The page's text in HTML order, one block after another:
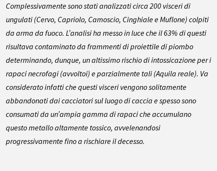
Complessivamente sono stati analizzati circa 200 visceri di
ungulati (Cervo, Capriolo, Camoscio, Cinghiale e Muflone) colpiti
da arma da fuoco. L’analisi ha messo in luce che il 63% di questi
risultava contaminato da frammenti di proiettile di piombo
determinando, dunque, un altissimo rischio di intossicazione per i
rapaci necrofagi (avvoltoi) e parzialmente tali (Aquila reale). Va
considerato infatti che questi visceri vengono solitamente
abbandonati dai cacciatori sul luogo di caccia e spesso sono
consumati da un’ampia gamma di rapaci che accumulano
questo metallo altamente tossico, avvelenandosi
progressivamente fino a rischiare il decesso.